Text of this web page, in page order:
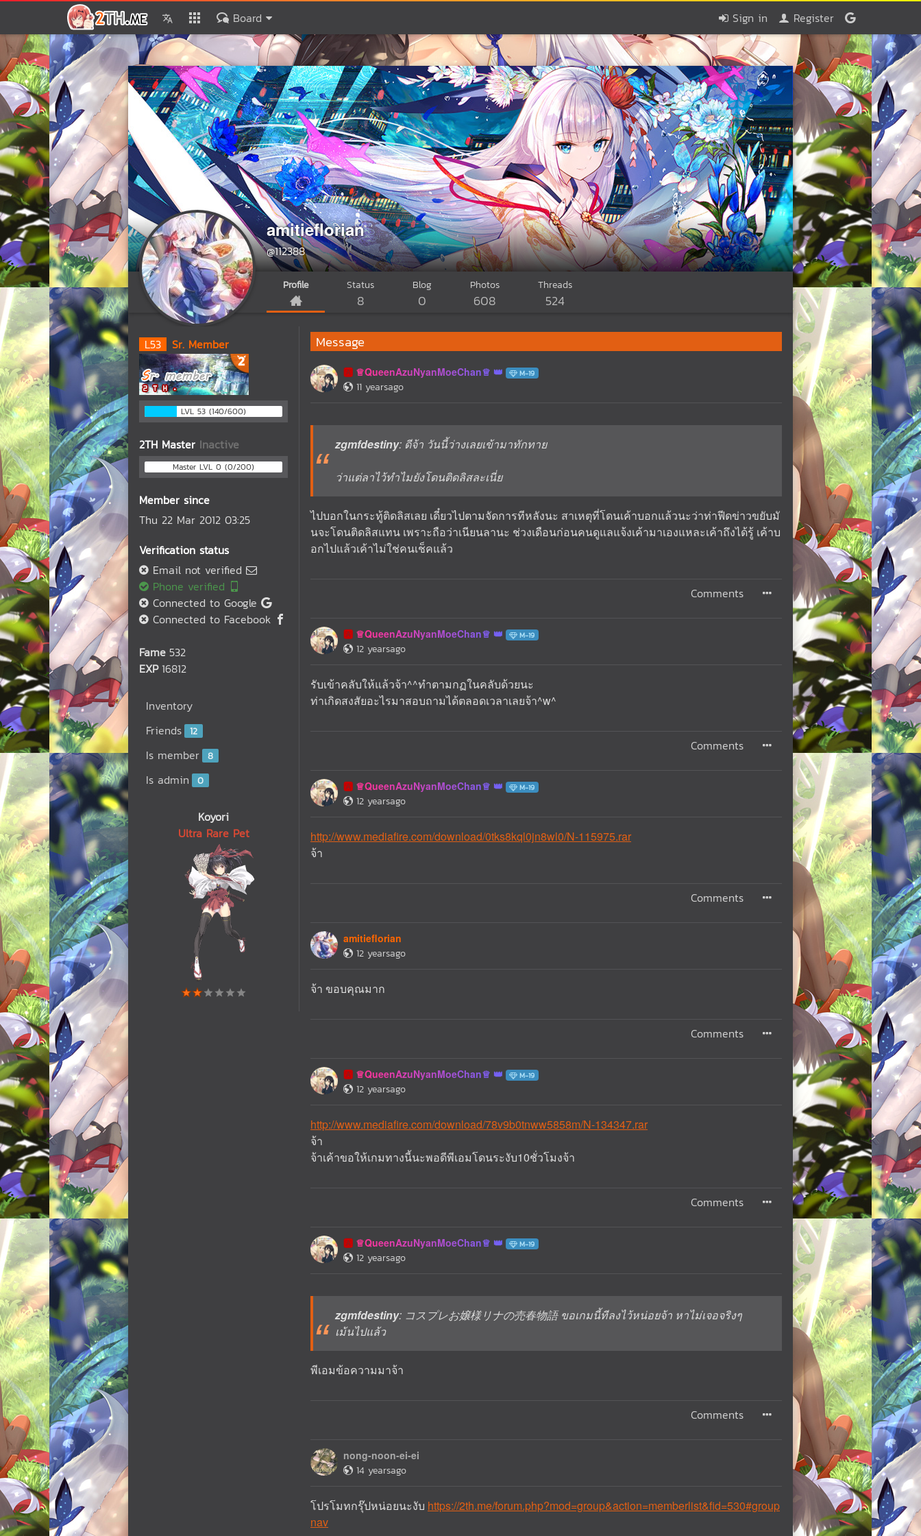
Sign in Register
Board
amitieflorian
@112388
Profile Status
8
Blog
0
Photos
608
Threads
524
L53 Sr. Member
LVL 53 (140/600)
2TH Master Inactive
Master LVL 0 (0/200)
Member since
Thu 22 Mar 2012 03:25
Verification status
Email not verified
Phone verified
Connected to Google
Connected to Facebook
Fame 532
EXP 16812
Inventory
Friends 12
Is member 8
Is admin 0
Koyori
Ultra Rare Pet
Message
🅰️ ♕QueenAzuNyanMoeChan♕ M-19
11 yearsago
zgmfdestiny: ดีจ้า วันนี้ว่างเลยเข้ามาทักทาย
ว่าแต่ลาไว้ทำไมยังโดนติดลิสละเนี่ย
ไปบอกในกระทู้ติดลิสเลย เดี๋ยวไปตามจัดการทีหลังนะ สาเหตุที่โดนเค้าบอกแล้วนะว่าท่าฟีดข่าวขยับมั
นจะโดนติดลิสแทน เพราะถือว่าเนียนลานะ ช่วงเดือนก่อนคนดูแลแจ้งเค้ามาเองแหละเค้าถึงได้รู้ เค้าบ
อกไปแล้วเค้าไม่ใช่คนเช็คแล้ว
Comments
🅰️ ♕QueenAzuNyanMoeChan♕ M-19
12 yearsago
รับเข้าคลับให้แล้วจ้า^^ทำตามกฏในคลับด้วยนะ
ท่าเกิดสงสัยอะไรมาสอบถามได้ตลอดเวลาเลยจ้า^w^
Comments
🅰️ ♕QueenAzuNyanMoeChan♕ M-19
12 yearsago
http://www.mediafire.com/download/0tks8kql0jn8wl0/N-115975.rar
จ้า
Comments
amitieflorian
12 yearsago
จ้า ขอบคุณมาก
Comments
🅰️ ♕QueenAzuNyanMoeChan♕ M-19
12 yearsago
http://www.mediafire.com/download/78v9b0tnww5858m/N-134347.rar
จ้า
จ้าเค้าขอให้เกมทางนี้นะพอดีพีเอมโดนระงับ10ชั่วโมงจ้า
Comments
🅰️ ♕QueenAzuNyanMoeChan♕ M-19
12 yearsago
zgmfdestiny: コスプレお嬢様リナの売春物語 ขอเกมนี้ทีลงไว้หน่อยจ้า หาไม่เจอจริงๆ
เม้นไปแล้ว
พีเอมข้อความมาจ้า
Comments
nong-noon-ei-ei
14 yearsago
โปรโมทกรุ๊ปหน่อยนะงับ https://2th.me/forum.php?mod=group&action=memberlist&fid=530#group
nav